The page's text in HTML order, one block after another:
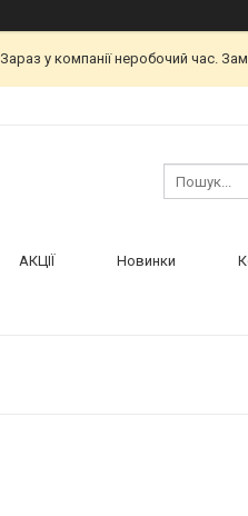
Зараз у компанії неробочий час.
АКЦІЇ Новинки